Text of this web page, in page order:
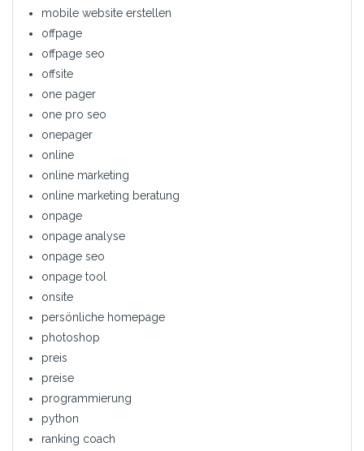
mobile website erstellen
offpage
offpage seo
offsite
one pager
one pro seo
onepager
online
online marketing
online marketing beratung
onpage
onpage analyse
onpage seo
onpage tool
onsite
persönliche homepage
photoshop
preis
preise
programmierung
python
ranking coach